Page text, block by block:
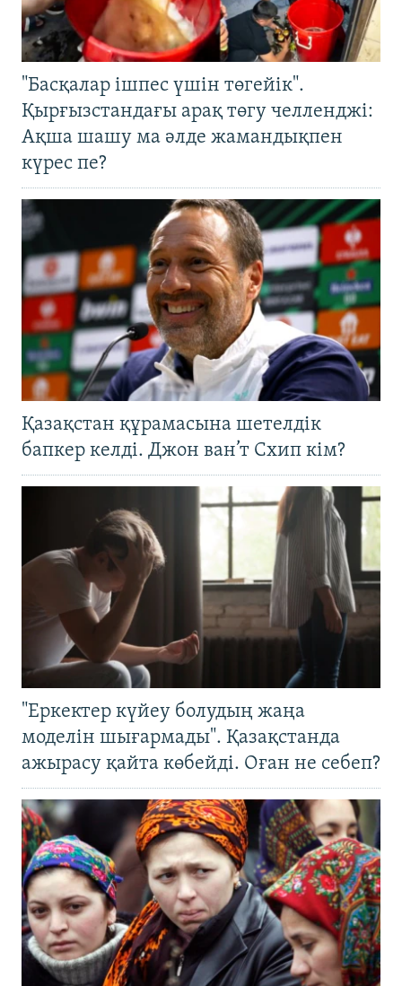
"Басқалар ішпес үшін төгейік".
Қырғызстандағы арақ төгу челленджі:
Ақша шашу ма әлде жамандықпен
күрес пе?
Қазақстан құрамасына шетелдік
бапкер келді. Джон ван’т Схип кім?
"Еркектер күйеу болудың жаңа
моделін шығармады". Қазақстанда
ажырасу қайта көбейді. Оған не себеп?